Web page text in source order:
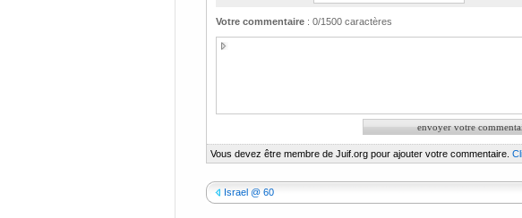
Votre commentaire: 0/1500 caractères
Vous devez être membre de Juif.org pour ajouter votre commentaire.
Israel @ 60